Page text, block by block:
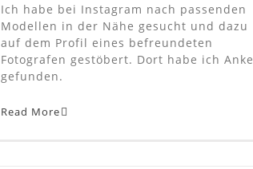
Ich habe bei Instagram nach passenden
Modellen in der Nähe gesucht und dazu
auf dem Profil eines befreundeten
Fotografen gestöbert. Dort habe ich Anke
gefunden.
Read More